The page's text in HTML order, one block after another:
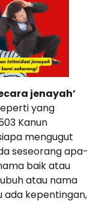
jenayah’
yang
Kanun
mengugut
seseorang apa-
baik atau
atau nama
ada kepentingan,